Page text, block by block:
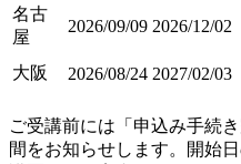
名古
屋
2026/09/09 2026/12/02
大阪
2026/08/24 2027/02/03
ご受講前には「申込み手続
間をお知らせします。開始